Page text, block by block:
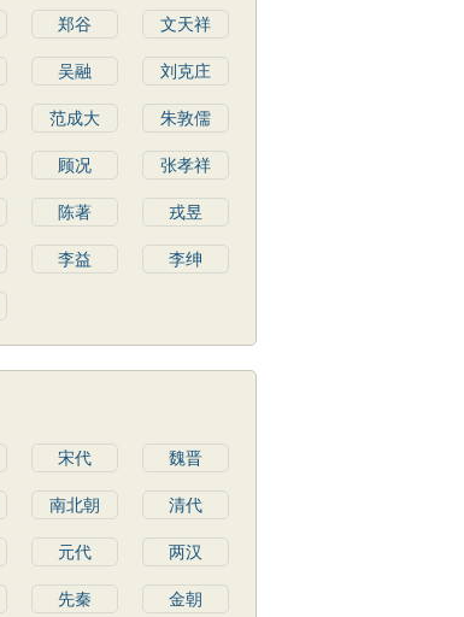
郑谷 文天祥
吴融 刘克庄
范成大 朱敦儒
顾况 张孝祥
陈著 戎昱
李益 李绅
宋代 魏晋
南北朝 清代
元代 两汉
先秦 金朝